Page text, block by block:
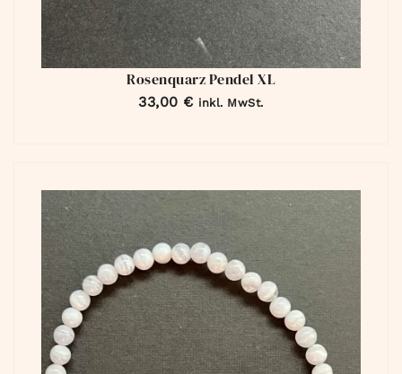
Rosenquarz Pendel XL
33,00 € inkl. MwSt.